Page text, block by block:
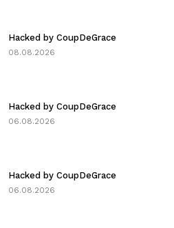
Hacked by CoupDeGrace
08.08.2026
Hacked by CoupDeGrace
06.08.2026
Hacked by CoupDeGrace
06.08.2026